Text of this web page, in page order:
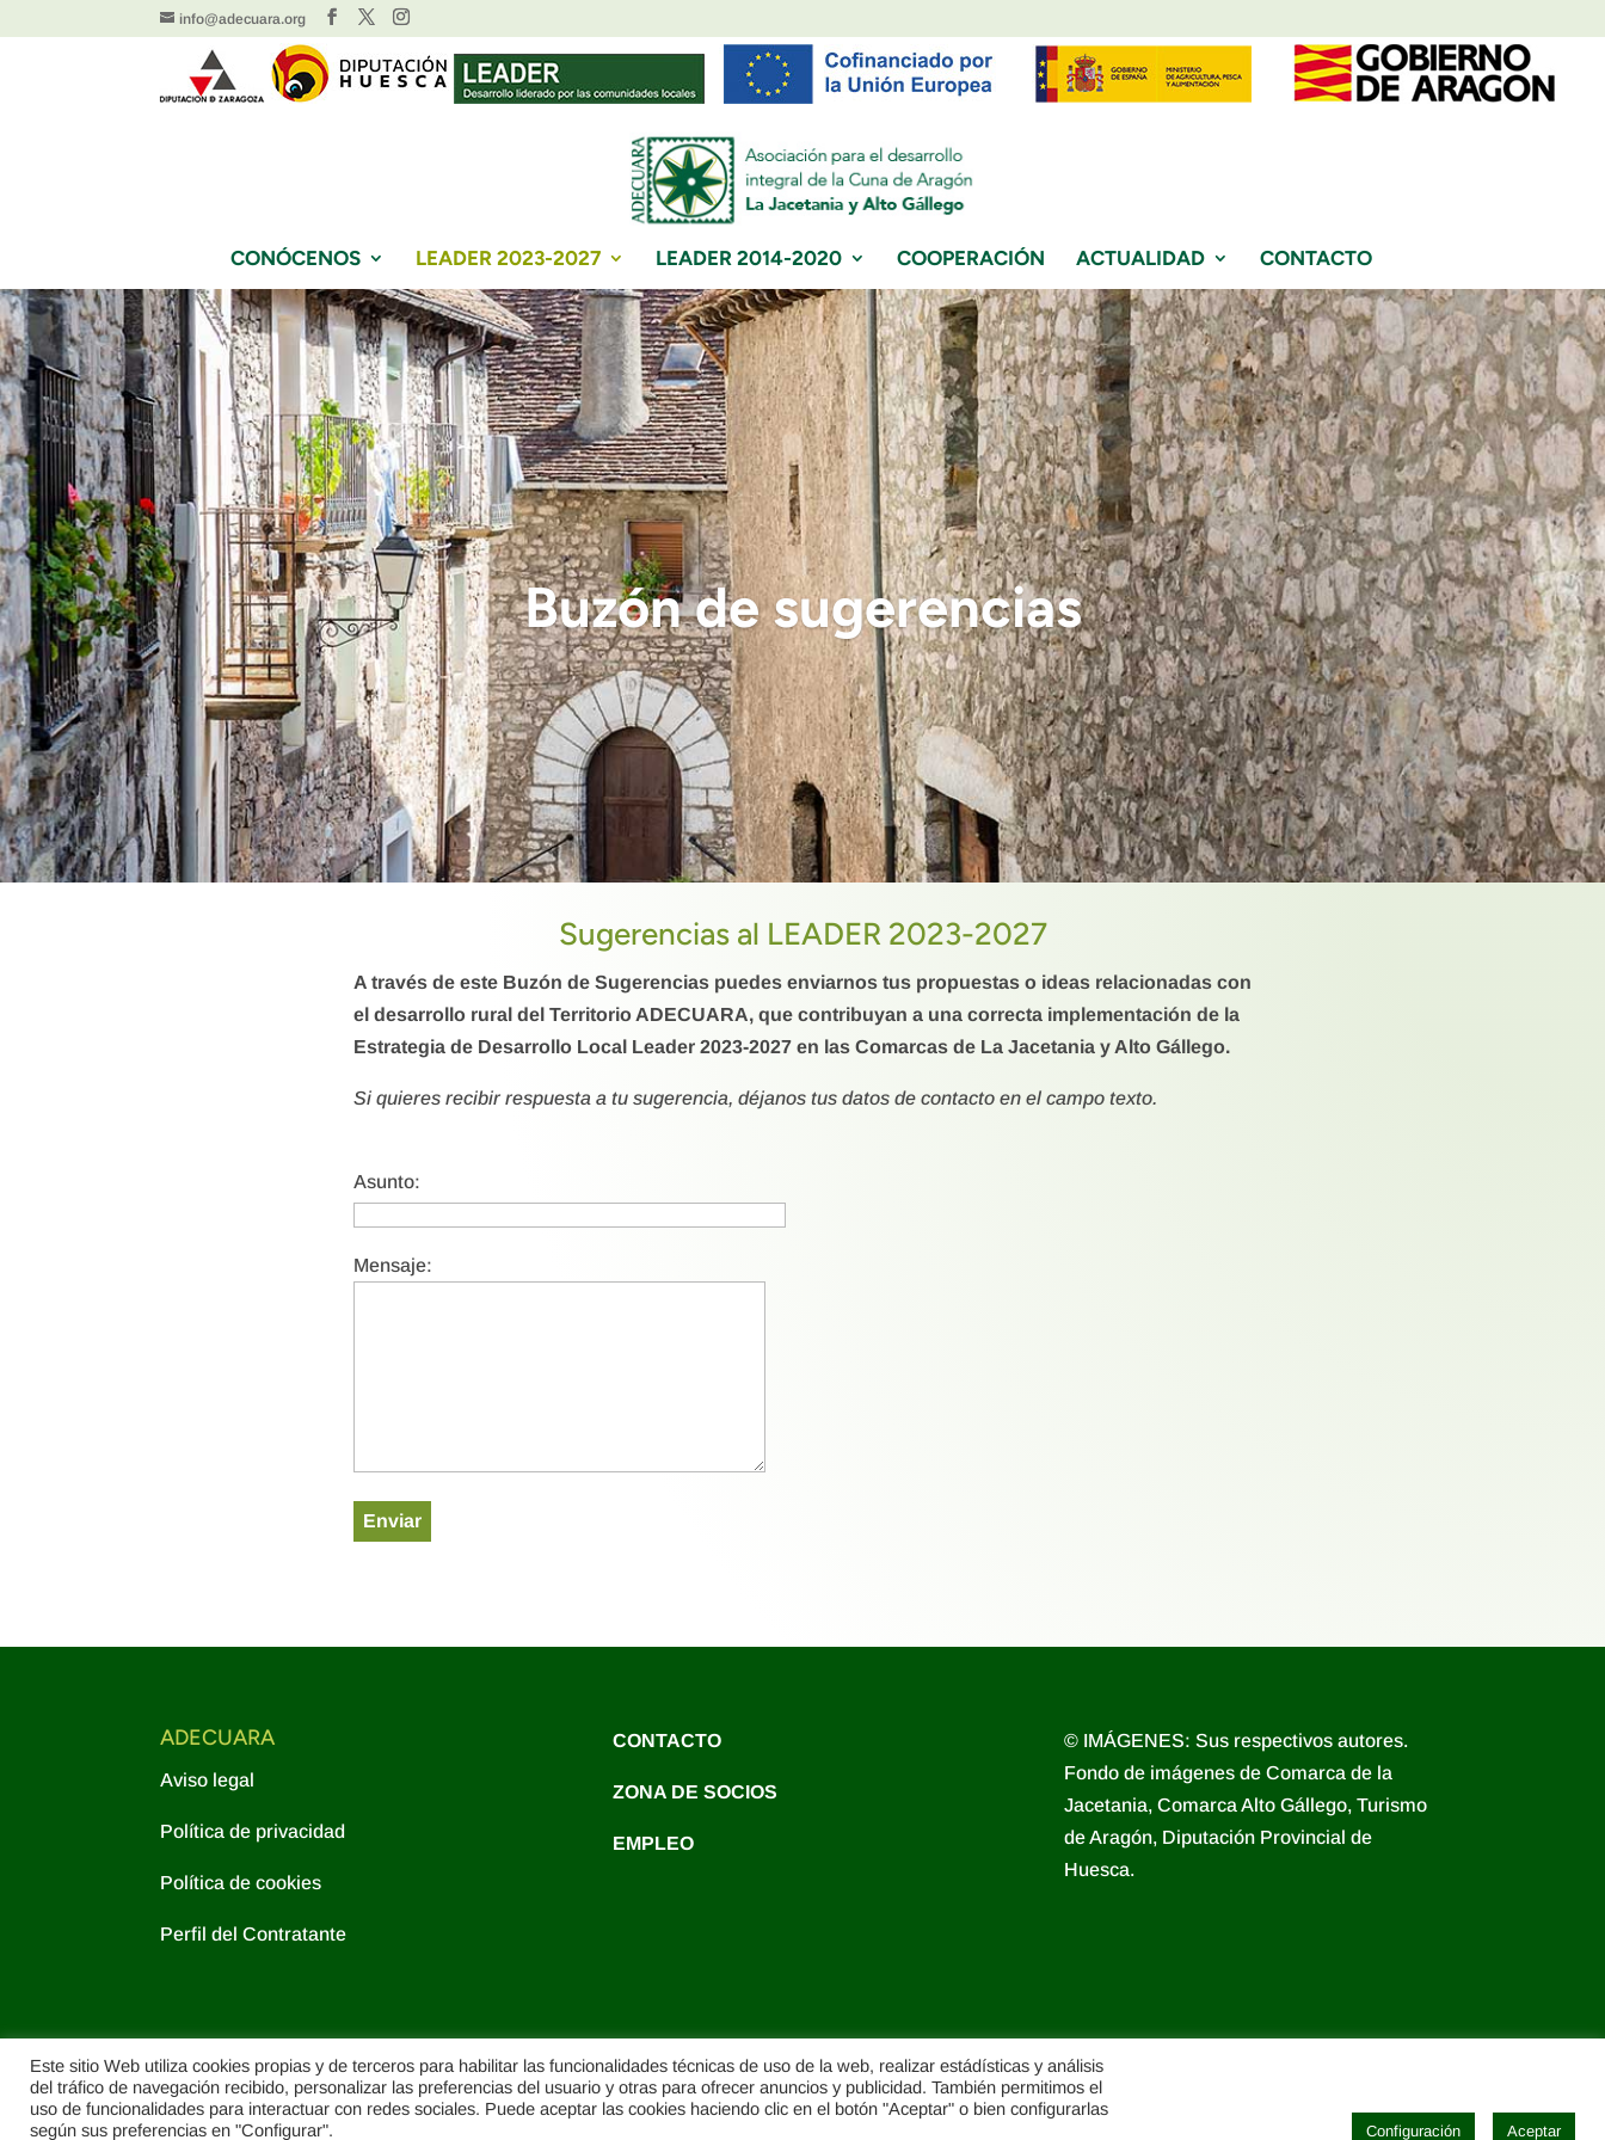
info@adecuara.org
CONÓCENOS LEADER 2023-2027 LEADER 2014-2020 COOPERACIÓN ACTUALIDAD CONTACTO
Buzón de sugerencias
Sugerencias al LEADER 2023-2027
A través de este Buzón de Sugerencias puedes enviarnos tus propuestas o ideas relacionadas con
el desarrollo rural del Territorio ADECUARA, que contribuyan a una correcta implementación de la
Estrategia de Desarrollo Local Leader 2023-2027 en las Comarcas de La Jacetania y Alto Gállego.
Si quieres recibir respuesta a tu sugerencia, déjanos tus datos de contacto en el campo texto.
Asunto:
Mensaje:
ADECUARA
Aviso legal
Política de privacidad
Política de cookies
Perfil del Contratante
CONTACTO
ZONA DE SOCIOS
EMPLEO
© IMÁGENES: Sus respectivos autores.
Fondo de imágenes de Comarca de la
Jacetania, Comarca Alto Gállego, Turismo
de Aragón, Diputación Provincial de
Huesca.
Este sitio Web utiliza cookies propias y de terceros para habilitar las funcionalidades técnicas de uso de la web, realizar estádísticas y análisis
del tráfico de navegación recibido, personalizar las preferencias del usuario y otras para ofrecer anuncios y publicidad. También permitimos el
uso de funcionalidades para interactuar con redes sociales. Puede aceptar las cookies haciendo clic en el botón "Aceptar" o bien configurarlas
según sus preferencias en "Configurar".
Configuración Aceptar